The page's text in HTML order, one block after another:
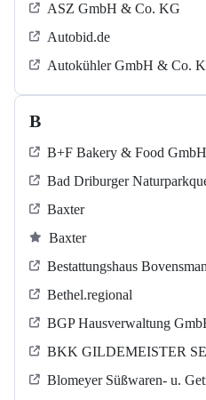
ASZ GmbH & Co. KG
Autobid.de
Autokühler GmbH & Co.
B
B+F Bakery & Food GmbH
Bad Driburger
Baxter
Baxter
Bestattungshaus
Bethel.regional
BGP Hausverwaltung
BKK GILDEMEISTER
Blomeyer Süßwaren- u.